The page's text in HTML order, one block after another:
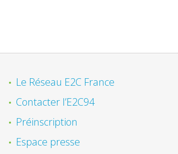
Le Réseau E2C France
Contacter l’E2C94
Préinscription
Espace presse